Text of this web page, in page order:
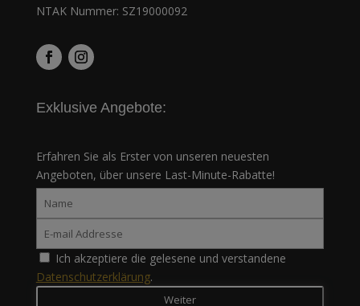
NTAK Nummer: SZ19000092
Exklusive Angebote:
Erfahren Sie als Erster von unseren neuesten
Angeboten, über unsere Last-Minute-Rabatte!
Ich akzeptiere die gelesene und verstandene
Datenschutzerklärung.